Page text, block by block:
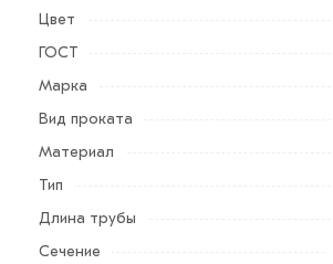
Представляет собой стальную
механическим воздействиям и
Толщина стенок изделия может быть
Цвет
ГОСТ
Марка
Вид проката
Материал
Тип
Длина трубы
Сечение